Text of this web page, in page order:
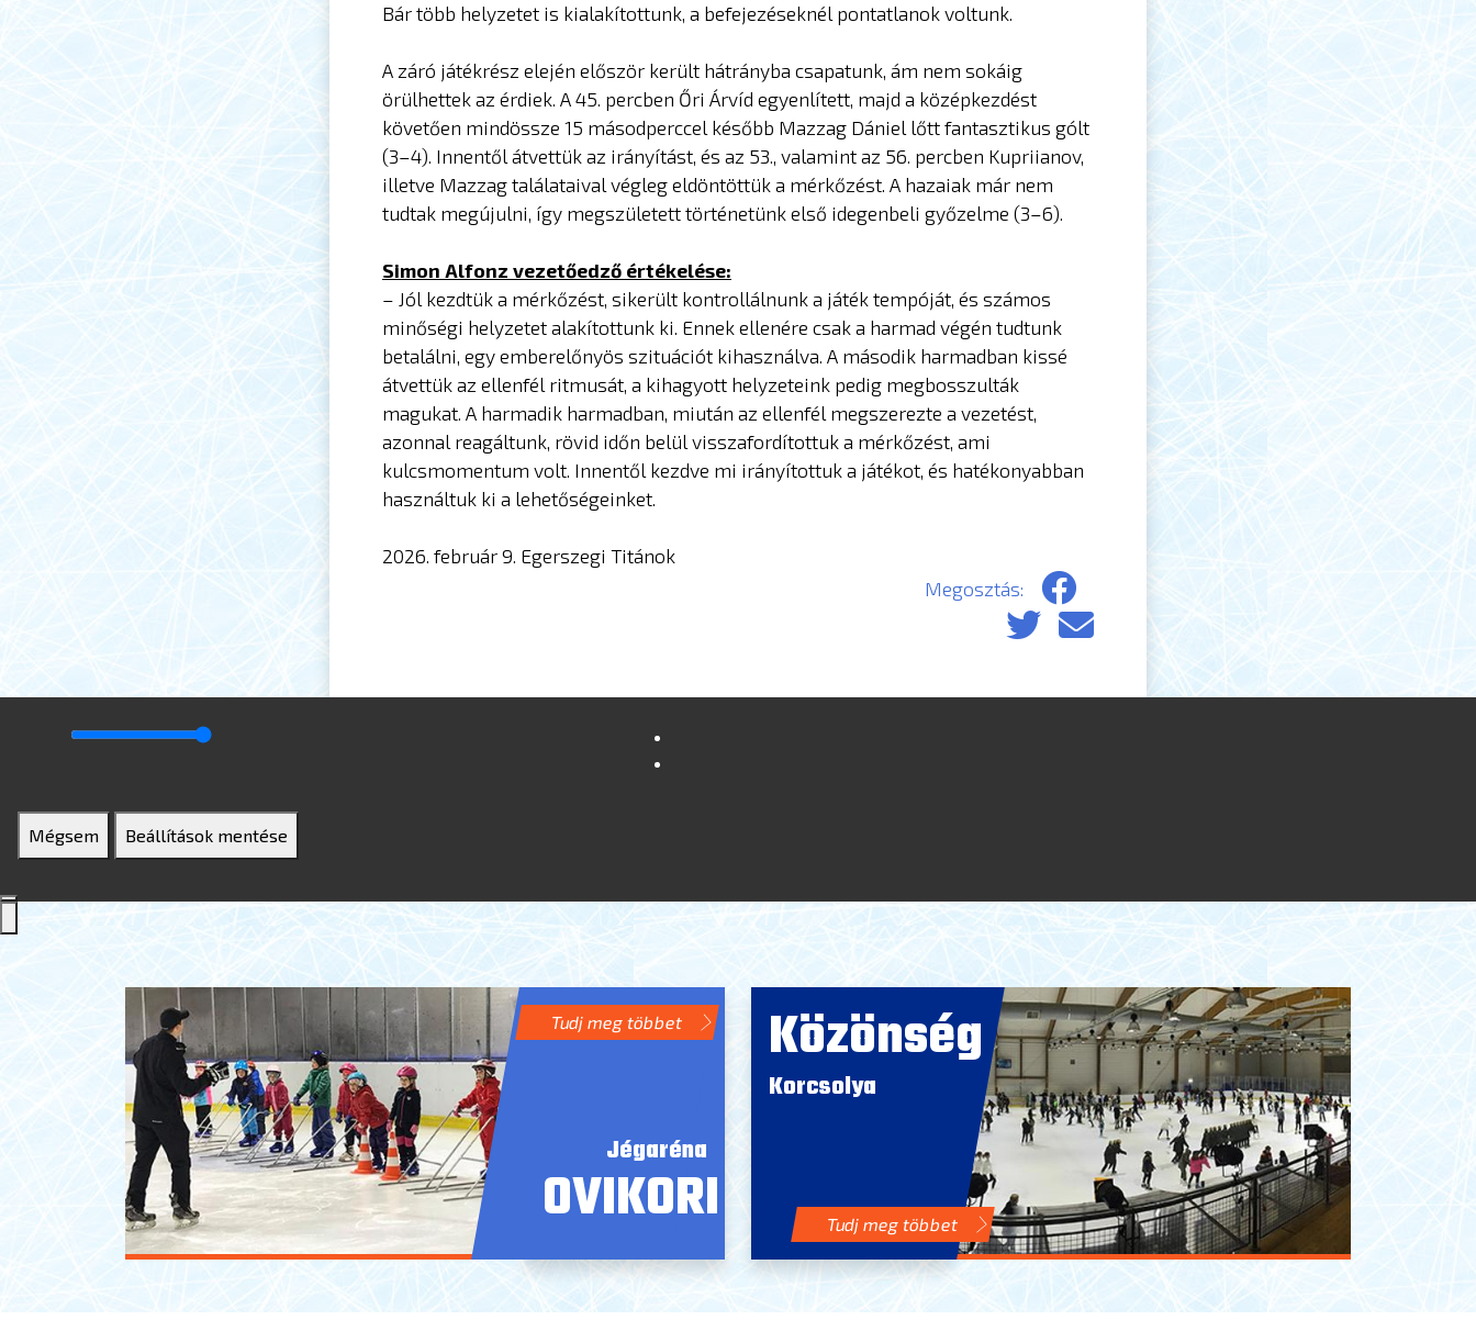
Bár több helyzetet is kialakítottunk, a befejezéseknél pontatlanok voltunk.
A záró játékrész elején először került hátrányba csapatunk, ám nem sokáig
örülhettek az érdiek. A 45. percben Őri Árvíd egyenlített, majd a középkezdést
követően mindössze 15 másodperccel később Mazzag Dániel lőtt fantasztikus gólt
(3–4). Innentől átvettük az irányítást, és az 53., valamint az 56. percben Kupriianov,
illetve Mazzag találataival végleg eldöntöttük a mérkőzést. A hazaiak már nem
tudtak megújulni, így megszületett történetünk első idegenbeli győzelme (3–6).
Simon Alfonz vezetőedző értékelése:
– Jól kezdtük a mérkőzést, sikerült kontrollálnunk a játék tempóját, és számos
minőségi helyzetet alakítottunk ki. Ennek ellenére csak a harmad végén tudtunk
betalálni, egy emberelőnyös szituációt kihasználva. A második harmadban kissé
átvettük az ellenfél ritmusát, a kihagyott helyzeteink pedig megbosszulták
magukat. A harmadik harmadban, miután az ellenfél megszerezte a vezetést,
azonnal reagáltunk, rövid időn belül visszafordítottuk a mérkőzést, ami
kulcsmomentum volt. Innentől kezdve mi irányítottuk a játékot, és hatékonyabban
használtuk ki a lehetőségeinket.
2026. február 9. Egerszegi Titánok
Megosztás:
Mégsem Beállítások mentése
Tudj meg többet
Jégaréna
OVIKORI
Közönség
Korcsolya
Tudj meg többet